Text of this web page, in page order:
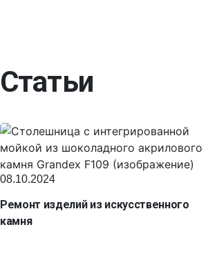
Статьи
08.10.2024
Ремонт изделий из искусственного
камня